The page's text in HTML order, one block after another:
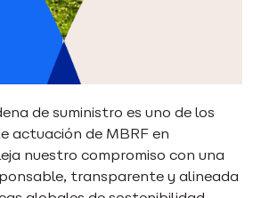
de suministro es uno de los
actuación de MBRF en
nuestro compromiso con una
transparente y alineada